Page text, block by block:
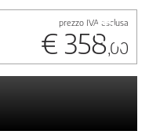
prezzo IVA esclusa
€ 358,00